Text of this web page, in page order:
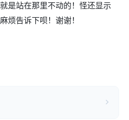
是站在那里不动的！怪还显示
烦告诉下呗！谢谢！